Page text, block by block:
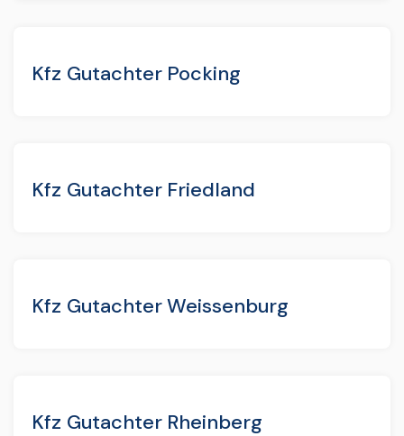
Kfz Gutachter Pocking
Kfz Gutachter Friedland
Kfz Gutachter Weissenburg
Kfz Gutachter Rheinberg